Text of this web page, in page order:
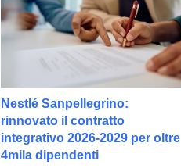
Nestlé Sanpellegrino:
rinnovato il contratto
integrativo 2026-2029 per oltre
4mila dipendenti